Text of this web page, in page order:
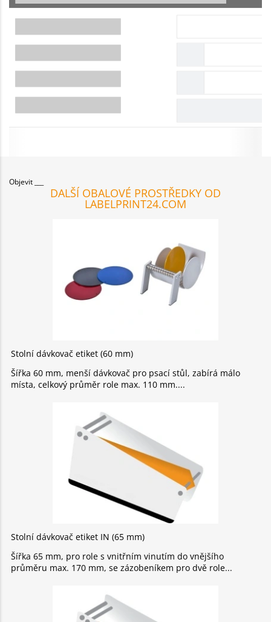
Objevit
DALŠÍ OBALOVÉ PROSTŘEDKY OD
LABELPRINT24.COM
Stolní dávkovač etiket (60 mm)
Šířka 60 mm, menší dávkovač pro psací stůl, zabírá málo
místa, celkový průměr role max. 110 mm.
Stolní dávkovač etiket IN (65 mm)
Šířka 65 mm, pro role s vnitřním vinutím do vnějšího
průměru max. 170 mm, se zázobeníkem pro dvě role